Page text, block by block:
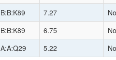
B:B:K89 7.27
No
B:B:K89 6.75
No
A:A:Q29 5.22 No